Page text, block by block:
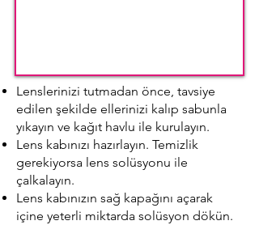
Lenslerinizi tutmadan önce, tavsiye
edilen şekilde ellerinizi kalıp sabunla
yıkayın ve kağıt havlu ile kurulayın.
Lens kabınızı hazırlayın. Temizlik
gerekiyorsa lens solüsyonu ile
çalkalayın.
Lens kabınızın sağ kapağını açarak
içine yeterli miktarda solüsyon dökün.